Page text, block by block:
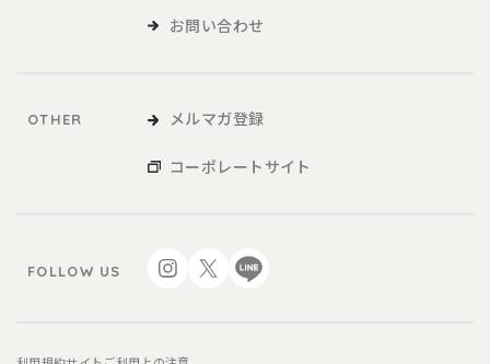
ご利用ガイドなどに従い、本サービスを利用するものとしま
2．本サービスにおいては、登録希望者が本規約に同意の上、当社
の定める方法によって利用登録を申請し、当社がこれに対す
お問い合わせ
OTHER メルマガ登録
コーポレートサイト
FOLLOW US